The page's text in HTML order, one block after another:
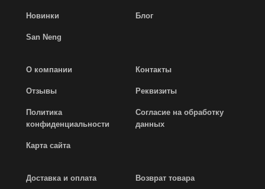
Новинки Блог
San Neng
О компании Контакты
Отзывы Реквизиты
Политика
конфиденциальности
Согласие на обработку
данных
Карта сайта
Доставка и оплата Возврат товара